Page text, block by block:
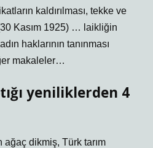
kaldırılması, tekke ve
Kasım 1925) … laikliğin
haklarının tanınması
makaleler…
yeniliklerden 4
dikmiş, Türk tarım